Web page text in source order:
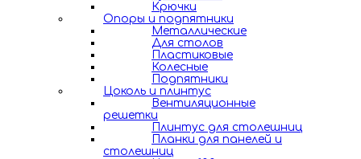
Крючки
Опоры и подпятники
Металлические
Для столов
Пластиковые
Колесные
Подпятники
Цоколь и плинтус
Вентиляционные
решетки
Плинтус для столешниц
Планки для панелей и
столешниц